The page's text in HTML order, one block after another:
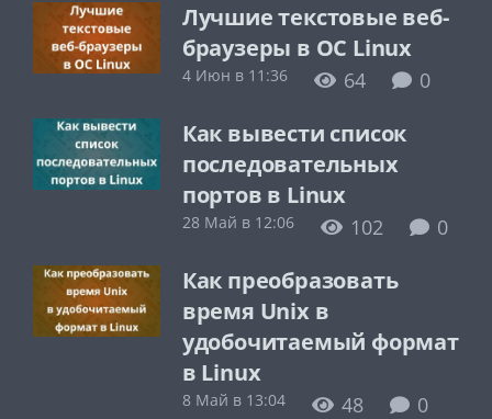
Лучшие текстовые веб-
браузеры в ОС Linux
4 Июн в 11:36 64 0
Как вывести список
последовательных
портов в Linux
28 Май в 12:06 102 0
Как преобразовать
время Unix в
удобочитаемый формат
в Linux
8 Май в 13:04 48 0